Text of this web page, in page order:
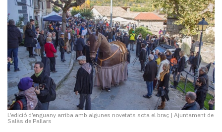
L’edició d’enguany arriba amb algunes novetats sota el braç | Ajuntament de
Salàs de Pallars